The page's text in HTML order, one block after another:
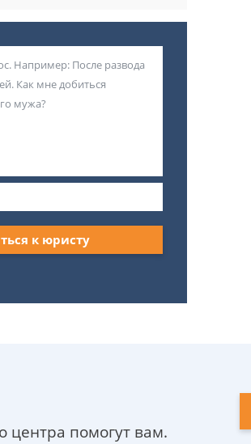
к юристу
центра помогут вам.